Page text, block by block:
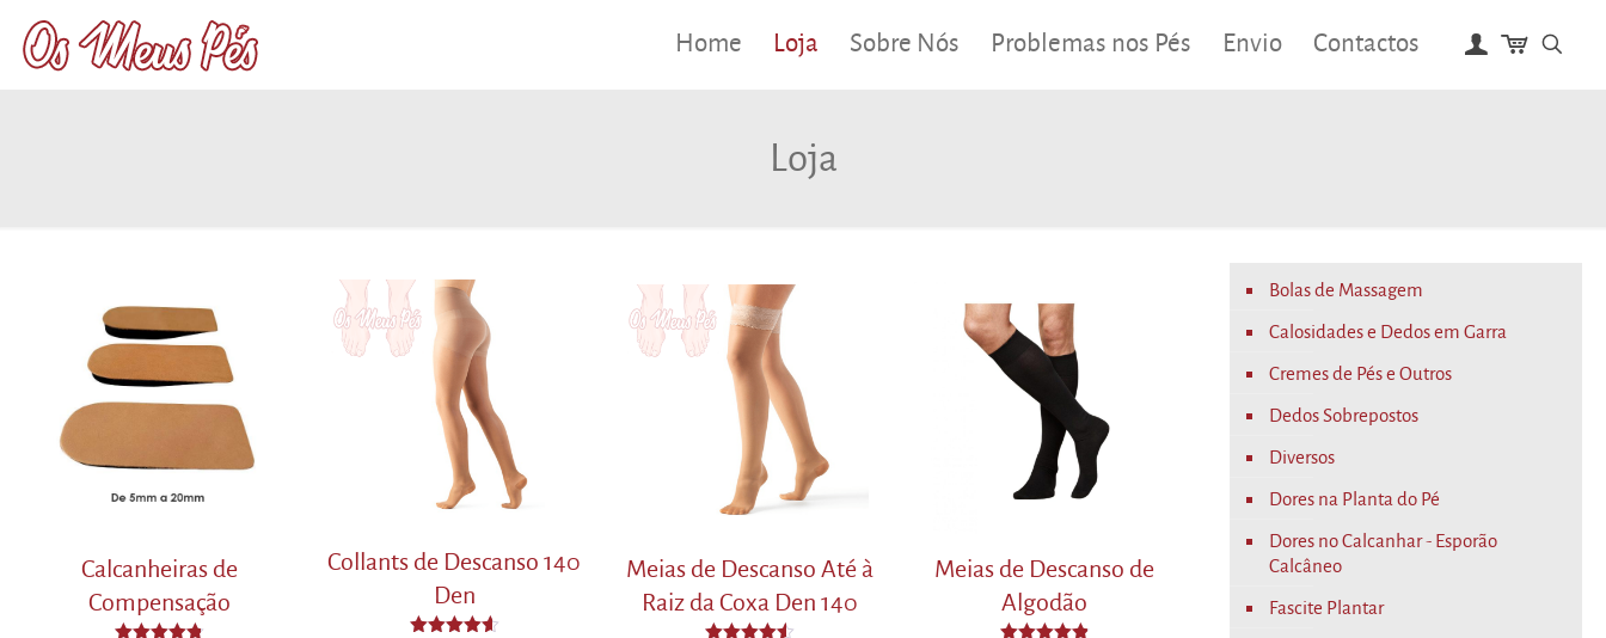
Home Loja Sobre Nós Problemas nos Pés Envio Contactos
Loja
Calcanheiras de
Compensação
Collants de Descanso 140
Den
Meias de Descanso Até à
Raiz da Coxa Den 140
Meias de Descanso de
Algodão
Bolas de Massagem
Calosidades e Dedos em Garra
Cremes de Pés e Outros
Dedos Sobrepostos
Diversos
Dores na Planta do Pé
Dores no Calcanhar - Esporão
Calcâneo
Fascite Plantar